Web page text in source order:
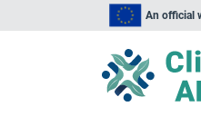
An official